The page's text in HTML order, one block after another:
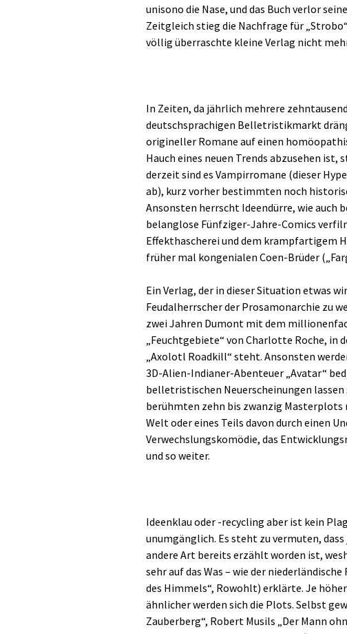
unisono die Nase, und das Buch verlor
Zeitgleich stieg die Nachfrage für
völlig überraschte kleine Verlag nicht
In Zeiten, da jährlich mehrere
deutschsprachigen Belletristikmarkt
origineller Romane auf einen
Hauch eines neuen Trends abzusehen
derzeit sind es Vampirromane (dieser
ab), kurz vorher bestimmten noch
Ansonsten herrscht Ideendürre, wie auch
belanglose Fünfziger-Jahre-Comics
Effekthascherei und dem krampfartigem
früher mal kongenialen Coen-Brüder
Ein Verlag, der in dieser Situation etwas
Feudalherrscher der Prosamonarchie zu
zwei Jahren Dumont mit dem
„Feuchtgebiete“ von Charlotte Roche, in
„Axolotl Roadkill“ steht. Ansonsten
3D-Alien-Indianer-Abenteuer „Avatar“
belletristischen Neuerscheinungen lassen
berühmten zehn bis zwanzig Masterplots
Welt oder eines Teils davon durch einen
Verwechslungskomödie, das
und so weiter.
Ideenklau oder -recycling aber ist kein
unumgänglich. Es steht zu vermuten,
andere Art bereits erzählt worden ist,
sehr auf das Was – wie der
des Himmels“, Rowohlt) erklärte. Je
ähnlicher werden sich die Plots. Selbst
Zauberberg“, Robert Musils „Der Mann